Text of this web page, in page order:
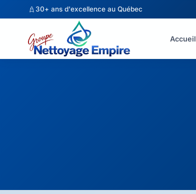
30+ ans d'excellence au Québec
Accueil